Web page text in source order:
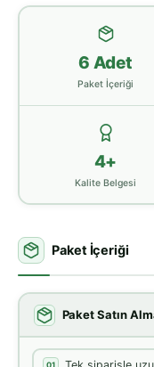
6 Adet
Paket İçeriği
4+
Kalite Belgesi
Paket İçeriği
Paket Satın
01